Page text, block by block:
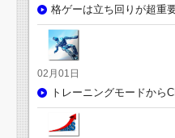
格ゲーは立ち回りが超重
02月01日
トレーニングモードから